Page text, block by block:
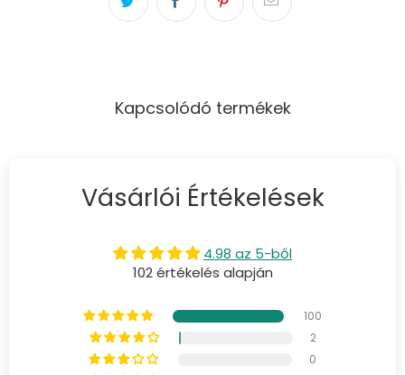
Kapcsolódó termékek
Vásárlói Értékelések
4.98 az 5-ből
102 értékelés alapján
100
2
0